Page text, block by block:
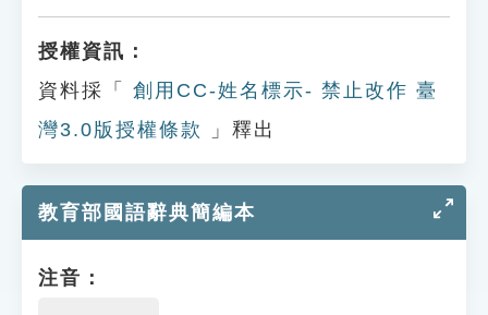
授權資訊：
資料採「
創用CC-姓名標示- 禁止改作 臺
灣3.0版授權條款
」釋出
教育部國語辭典簡編本
注音：